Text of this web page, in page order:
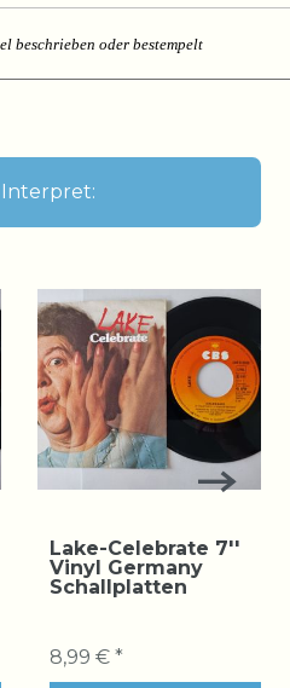
beschrieben oder bestempelt
Lake-Celebrate 7''
Vinyl Germany
Schallplatten
8,99 € *